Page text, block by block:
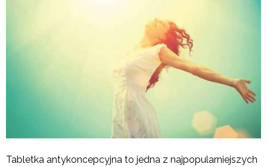
Tabletka antykoncepcyjna to jedna z najpopularniejszych